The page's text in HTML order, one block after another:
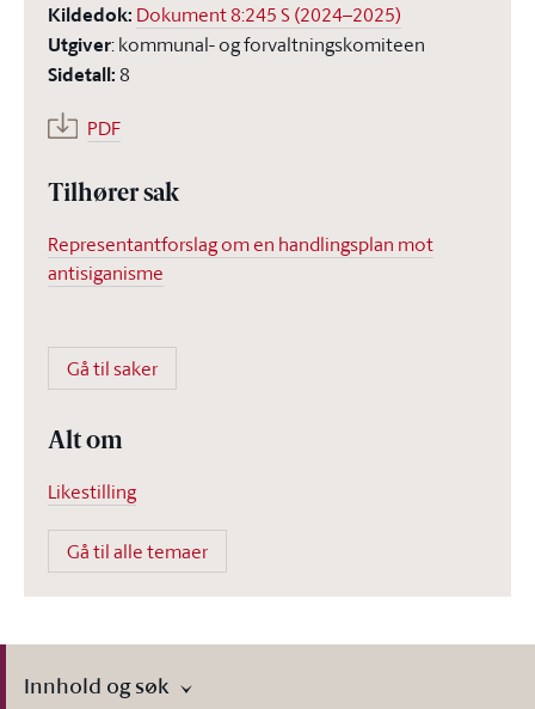
Kildedok: Dokument 8:245 S (2024–2025)
Utgiver:kommunal- og forvaltningskomiteen
Sidetall:8
PDF
Tilhører sak
Representantforslag om en handlingsplan mot
antisiganisme
Gå til saker
Alt om
Likestilling
Gå til alle temaer
Innhold og søk